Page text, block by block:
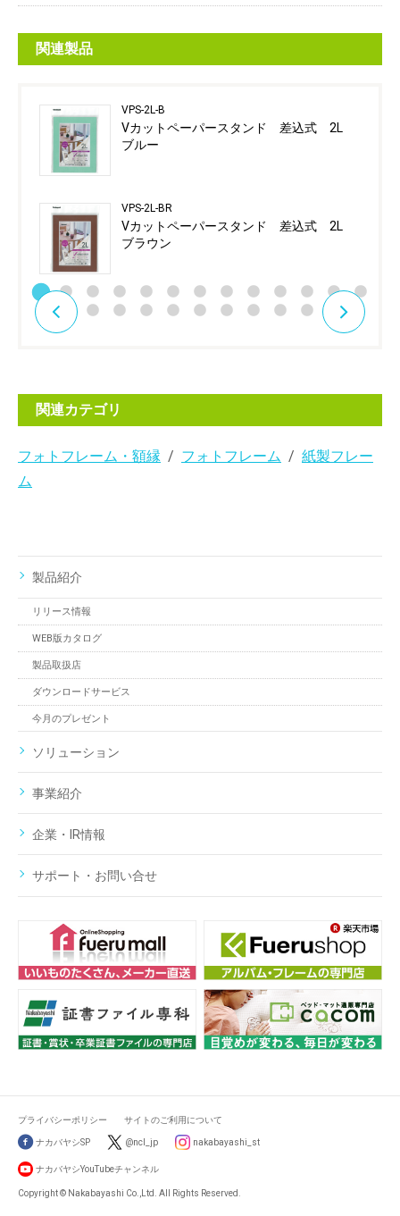
関連製品
VPS-2L-B
Vカットペーパースタンド 差込式 2L
ブルー
VPS-2L-BR
Vカットペーパースタンド 差込式 2L
ブラウン
関連カテゴリ
フォトフレーム・額縁 フォトフレーム
紙製フレー
ム
製品紹介
リリース情報
WEB版カタログ
製品取扱店
ダウンロードサービス
今月のプレゼント
ソリューション
事業紹介
企業・IR情報
サポート・お問い合せ
プライバシーポリシー サイトのご利用について
ナカバヤシSP @ncl_jp nakabayashi_st
ナカバヤシYouTubeチャンネル
Copyright © Nakabayashi Co.,Ltd. All Rights Reserved.